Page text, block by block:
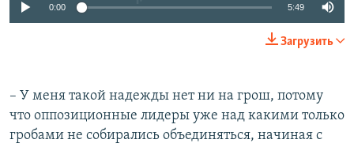
0:00 5:49
Загрузить
– У меня такой надежды нет ни на грош, потому
что оппозиционные лидеры уже над какими только
гробами не собирались объединяться, начиная с